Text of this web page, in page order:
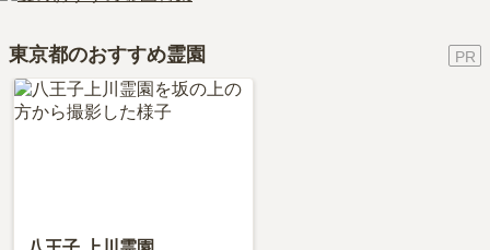
です。
ット＆デメリット・仕組みを解説
費用は、約54万円からとなっております。
万円です。
永代供養について詳しく知りたい方は『
解説！』をご覧ください。
東京都のおすすめ霊園